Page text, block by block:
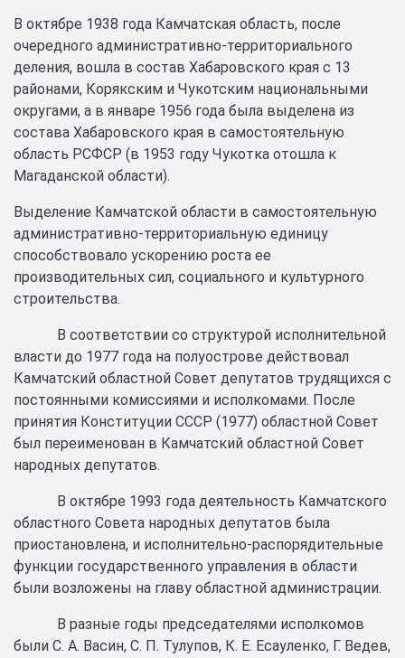
В октябре 1938 года Камчатская область, после
очередного административно-территориального
деления, вошла в состав Хабаровского края с 13
районами, Корякским и Чукотским национальными
округами, а в январе 1956 года была выделена из
состава Хабаровского края в самостоятельную
область РСФСР (в 1953 году Чукотка отошла к
Магаданской области).
Выделение Камчатской области в самостоятельную
административно-территориальную единицу
способствовало ускорению роста ее
производительных сил, социального и культурного
строительства.
В соответствии со структурой исполнительной
власти до 1977 года на полуострове действовал
Камчатский областной Совет депутатов трудящихся с
постоянными комиссиями и исполкомами. После
принятия Конституции СССР (1977) областной Совет
был переименован в Камчатский областной Совет
народных депутатов.
В октябре 1993 года деятельность Камчатского
областного Совета народных депутатов была
приостановлена, и исполнительно-распорядительные
функции государственного управления в области
были возложены на главу областной администрации.
В разные годы председателями исполкомов
были С. А. Васин, С. П. Тулупов, К. Е. Есауленко, Г. Ведев,